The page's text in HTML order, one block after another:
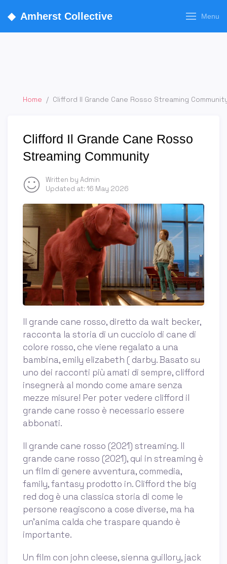
◆ Amherst Collective Menu
Home / Clifford Il Grande Cane Rosso Streaming
Clifford Il Grande Cane Rosso
Streaming Community
Written by Admin
Updated at: 16 May 2026
Il grande cane rosso, diretto da walt becker,
racconta la storia di un cucciolo di cane di
colore rosso, che viene regalato a una
bambina, emily elizabeth ( darby. Basato su
uno dei racconti più amati di sempre, clifford
insegnerà al mondo come amare senza
mezze misure! Per poter vedere clifford il
grande cane rosso è necessario essere
abbonati.
Il grande cane rosso (2021) streaming. Il
grande cane rosso (2021), qui in streaming è
un film di genere avventura, commedia,
family, fantasy prodotto in. Clifford the big
red dog è una classica storia di come le
persone reagiscono a cose diverse, ma ha
un'anima calda che traspare quando è
importante.
Un film con john cleese, sienna guillory, jack